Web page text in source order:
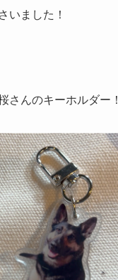
いました！
さんのキーホルダー！